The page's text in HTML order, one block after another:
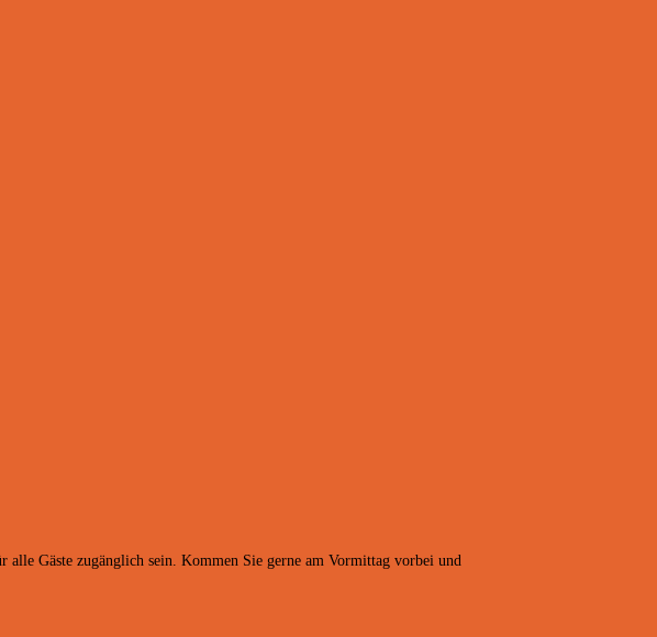
Gäste zugänglich sein. Kommen Sie gerne am Vormittag vorbei und